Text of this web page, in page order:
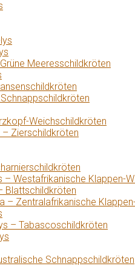
Meeresschildkröten
Weichschildkröten
– Zierschildkröten
– Westafrikanische Klappen-
Blattschildkröten
– Zentralafrikanische
– Tabascoschildkröten
Schnappschildkröten